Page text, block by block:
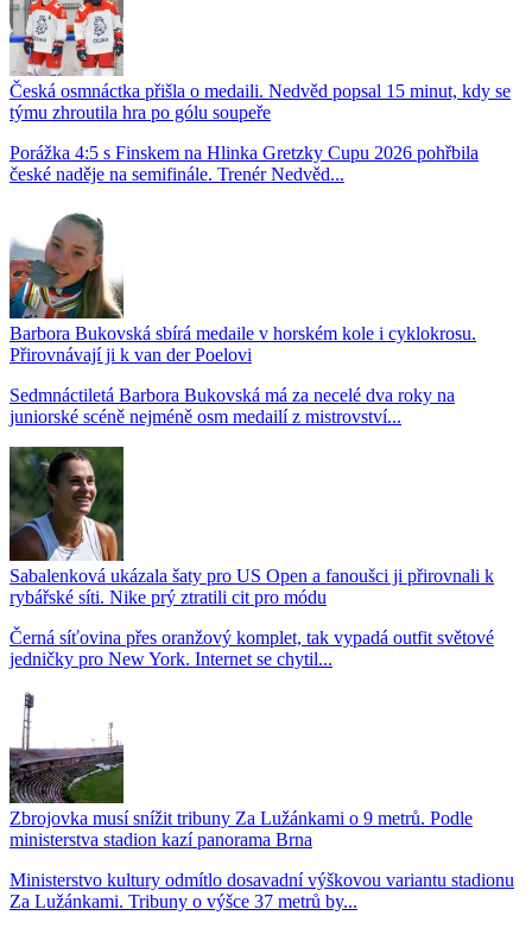
Česká osmnáctka přišla o medaili. Nedvěd popsal 15 minut, kdy se
týmu zhroutila hra po gólu soupeře
Porážka 4:5 s Finskem na Hlinka Gretzky Cupu 2026 pohřbila
české naděje na semifinále. Trenér Nedvěd...
Barbora Bukovská sbírá medaile v horském kole i cyklokrosu.
Přirovnávají ji k van der Poelovi
Sedmnáctiletá Barbora Bukovská má za necelé dva roky na
juniorské scéně nejméně osm medailí z mistrovství...
Sabalenková ukázala šaty pro US Open a fanoušci ji přirovnali k
rybářské síti. Nike prý ztratili cit pro módu
Černá síťovina přes oranžový komplet, tak vypadá outfit světové
jedničky pro New York. Internet se chytil...
Zbrojovka musí snížit tribuny Za Lužánkami o 9 metrů. Podle
ministerstva stadion kazí panorama Brna
Ministerstvo kultury odmítlo dosavadní výškovou variantu stadionu
Za Lužánkami. Tribuny o výšce 37 metrů by...